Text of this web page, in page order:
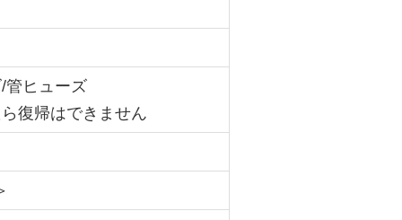
管ヒューズ
復帰はできません